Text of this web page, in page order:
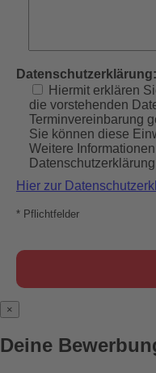
Hiermit erklären
die vorstehenden
Terminvereinbarung
Sie können diese
Weitere
Hier zur
* Pflichtfelder
×
Deine